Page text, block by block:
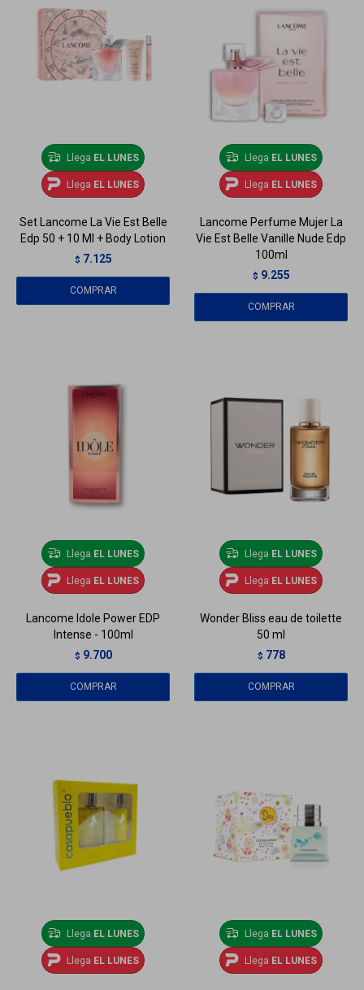
Llega EL LUNES
Llega EL LUNES
Set Lancome La Vie Est Belle
Edp 50 + 10 Ml + Body Lotion
$ 7.125
Llega EL LUNES
Llega EL LUNES
Lancome Perfume Mujer La
Vie Est Belle Vanille Nude Edp
100ml
$ 9.255
Llega EL LUNES
Llega EL LUNES
Lancome Idole Power EDP
Intense - 100ml
$ 9.700
Llega EL LUNES
Llega EL LUNES
Wonder Bliss eau de toilette
50 ml
$ 778
Llega EL LUNES
Llega EL LUNES
Llega EL LUNES
Llega EL LUNES